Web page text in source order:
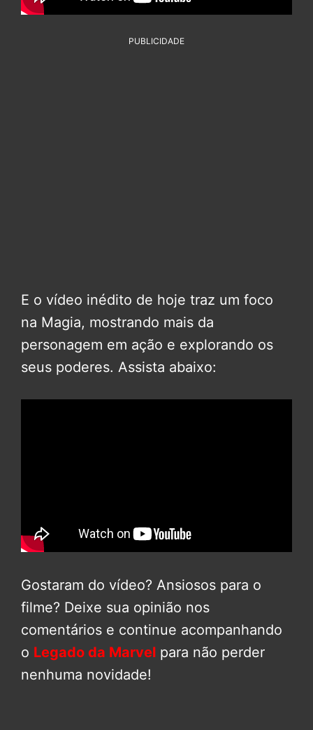
PUBLICIDADE
E o vídeo inédito de hoje traz um foco
na Magia, mostrando mais da
personagem em ação e explorando os
seus poderes. Assista abaixo:
Gostaram do vídeo? Ansiosos para o
filme? Deixe sua opinião nos
comentários e continue acompanhando
o Legado da Marvel para não perder
nenhuma novidade!